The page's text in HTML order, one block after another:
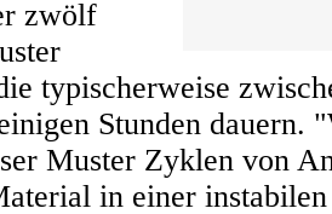
zwölf
typischerweise
Stunden dauern.
Muster Zyklen von
in einer instabilen